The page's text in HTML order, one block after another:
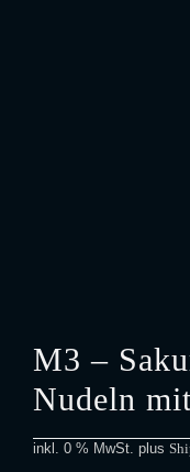
M3 –
Nudeln
inkl. 0 % MwSt. plus